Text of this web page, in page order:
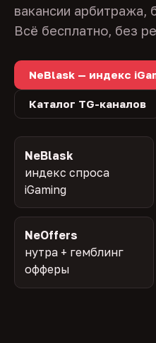
вакансии арбитража,
Всё бесплатно, без
NeBlask — индекс
Каталог TG-каналов
NeBlask
индекс спроса
iGaming
NeOffers
нутра + гемблинг
офферы